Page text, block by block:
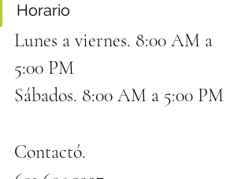
Horario
Lunes a viernes. 8:00 AM a
5:00 PM
Sábados. 8:00 AM a 5:00 PM
Contactó.